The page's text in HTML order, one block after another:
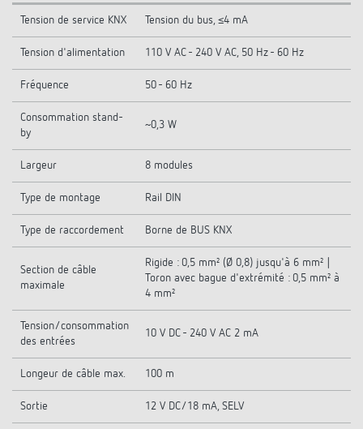
Tension de service KNX Tension du bus, ≤4 mA
Tension d'alimentation 110 V AC - 240 V AC, 50 Hz - 60 Hz
Fréquence 50 - 60 Hz
Consommation stand-
by
~0,3 W
Largeur 8 modules
Type de montage Rail DIN
Type de raccordement Borne de BUS KNX
Section de câble
maximale
Rigide : 0,5 mm² (Ø 0,8) jusqu'à 6 mm² |
Toron avec bague d'extrémité : 0,5 mm² à
4 mm²
Tension/consommation
des entrées
10 V DC - 240 V AC 2 mA
Longeur de câble max. 100 m
Sortie 12 V DC/18 mA, SELV